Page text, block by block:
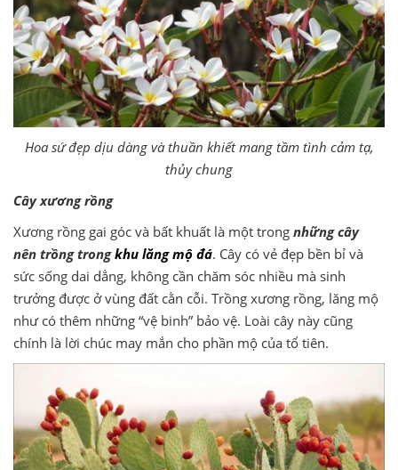
Hoa sứ đẹp dịu dàng và thuần khiết mang tầm tình cảm tạ,
thủy chung
Cây xương rồng
Xương rồng gai góc và bất khuất là một trong những cây
nên trồng trongkhu lăng mộ đá. Cây có vẻ đẹp bền bỉ và
sức sống dai dẳng, không cần chăm sóc nhiều mà sinh
trưởng được ở vùng đất cằn cỗi. Trồng xương rồng, lăng mộ
như có thêm những “vệ binh” bảo vệ. Loài cây này cũng
chính là lời chúc may mắn cho phần mộ của tổ tiên.